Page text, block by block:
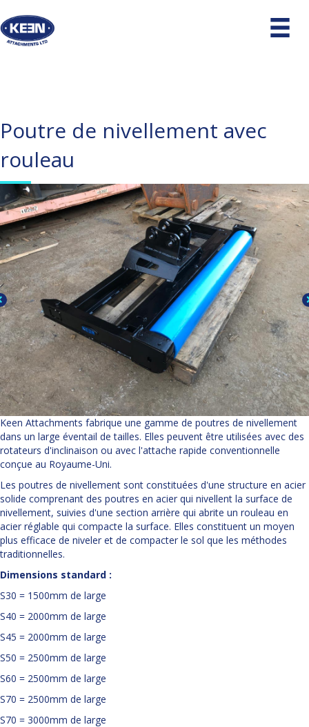
Poutre de nivellement avec
rouleau
Keen Attachments fabrique une gamme de poutres de nivellement
dans un large éventail de tailles. Elles peuvent être utilisées avec des
rotateurs d'inclinaison ou avec l'attache rapide conventionnelle
conçue au Royaume-Uni.
Les poutres de nivellement sont constituées d'une structure en acier
solide comprenant des poutres en acier qui nivellent la surface de
nivellement, suivies d'une section arrière qui abrite un rouleau en
acier réglable qui compacte la surface. Elles constituent un moyen
plus efficace de niveler et de compacter le sol que les méthodes
traditionnelles.
Dimensions standard :
S30 = 1500mm de large
S40 = 2000mm de large
S45 = 2000mm de large
S50 = 2500mm de large
S60 = 2500mm de large
S70 = 2500mm de large
S70 = 3000mm de large